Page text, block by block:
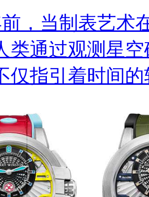
，当制表艺术
类通过观测星
仅指引着时间